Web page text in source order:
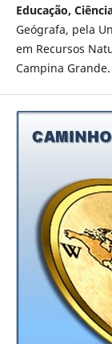
Educação,
Geógrafa, pela
em Recursos
Campina Grande.